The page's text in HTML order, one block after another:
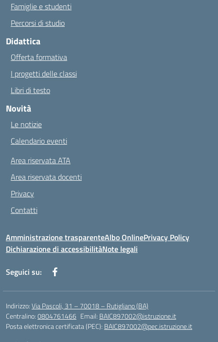
Famiglie e studenti
Percorsi di studio
Didattica
Offerta formativa
I progetti delle classi
Libri di testo
Novità
Le notizie
Calendario eventi
Area riservata ATA
Area riservata docenti
Privacy
Contatti
Amministrazione trasparenteAlbo OnlinePrivacy Policy
Dichiarazione di accessibilitàNote legali
Seguici su:
Indirizzo:Via Pascoli, 31 – 70018 – Rutigliano (BA)
Centralino:0804761466 Email: BAIC897002@istruzione.it
Posta elettronica certificata (PEC): BAIC897002@pec.istruzione.it